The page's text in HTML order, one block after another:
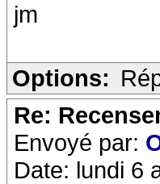
jm
Options:
Re:
Envoyé par:
Date: lundi 6